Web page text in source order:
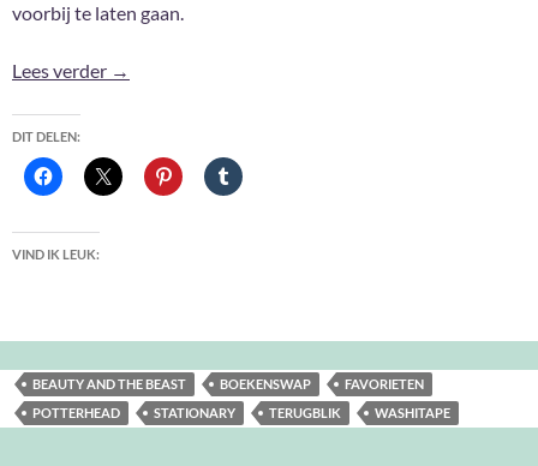
voorbij te laten gaan.
Lees verder To swap or not to swap + mijn favoriete aanwinsten
→
DIT DELEN:
VIND IK LEUK:
BEAUTY AND THE BEAST BOEKENSWAP
FAVORIETEN
POTTERHEAD
STATIONARY TERUGBLIK WASHITAPE